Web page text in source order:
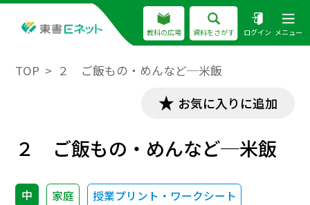
教科の広場 資料をさがす ログイン メニュー
TOP ２ ご飯もの・めんなど─米飯
お気に入りに追加
２ ご飯もの・めんなど─米飯
中 家庭 授業プリント・ワークシート